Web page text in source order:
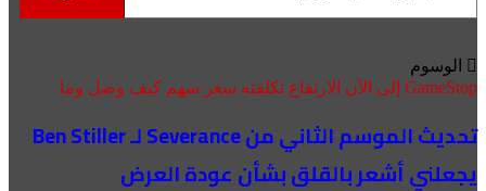
الوسوم
GameStop إلى الآن الارتفاع تكلفته سعر سهم كيف وصل وما
تحديث الموسم الثاني من Severance لـ Ben Stiller
يجعلني أشعر بالقلق بشأن عودة العرض